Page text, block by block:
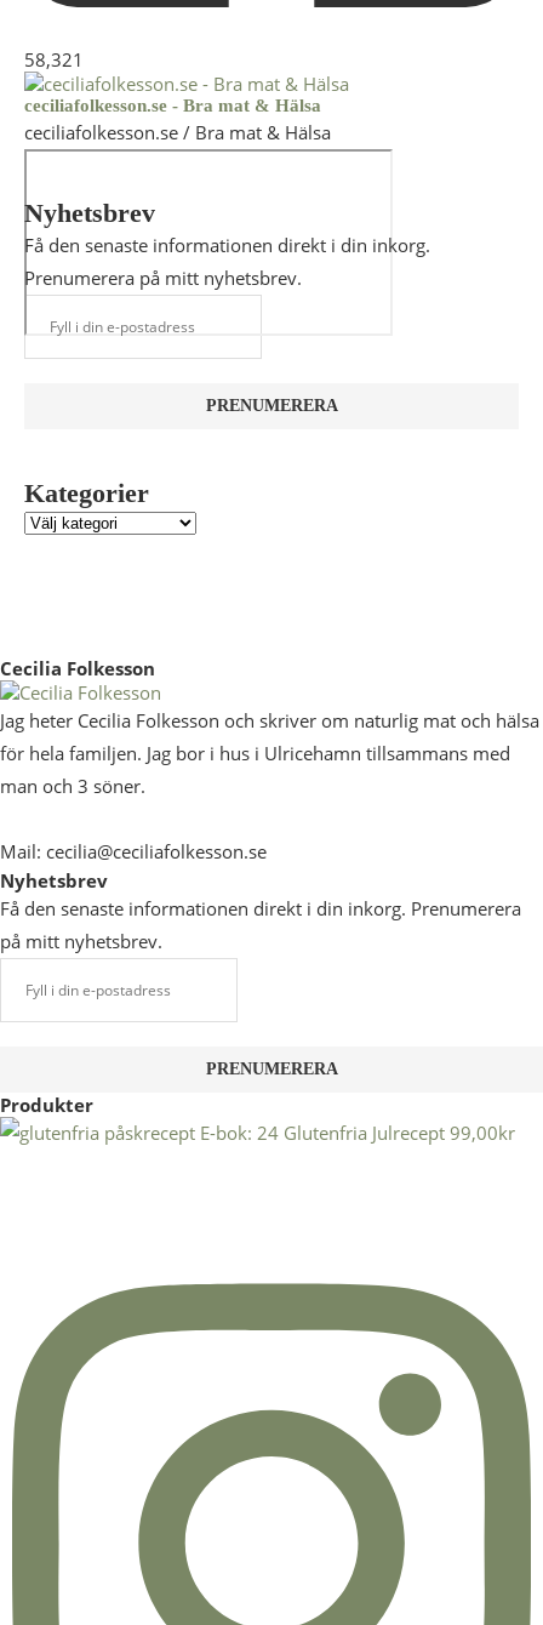
58,321
ceciliafolkesson.se - Bra mat & Hälsa
ceciliafolkesson.se / Bra mat & Hälsa
Nyhetsbrev
Få den senaste informationen direkt i din inkorg.
Prenumerera på mitt nyhetsbrev.
Kategorier
Cecilia Folkesson
Jag heter Cecilia Folkesson och skriver om naturlig mat och hälsa
för hela familjen. Jag bor i hus i Ulricehamn tillsammans med
man och 3 söner.
Mail: cecilia@ceciliafolkesson.se
Nyhetsbrev
Få den senaste informationen direkt i din inkorg. Prenumerera
på mitt nyhetsbrev.
Produkter
E-bok: 24 Glutenfria Julrecept 99,00kr